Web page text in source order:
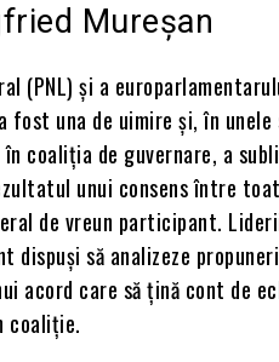
Mureșan
(PNL) și a
fost una de uimire și, în
coaliția de guvernare, a
unui consens între
de vreun participant.
dispuși să analizeze
acord care să țină cont de
coaliție.